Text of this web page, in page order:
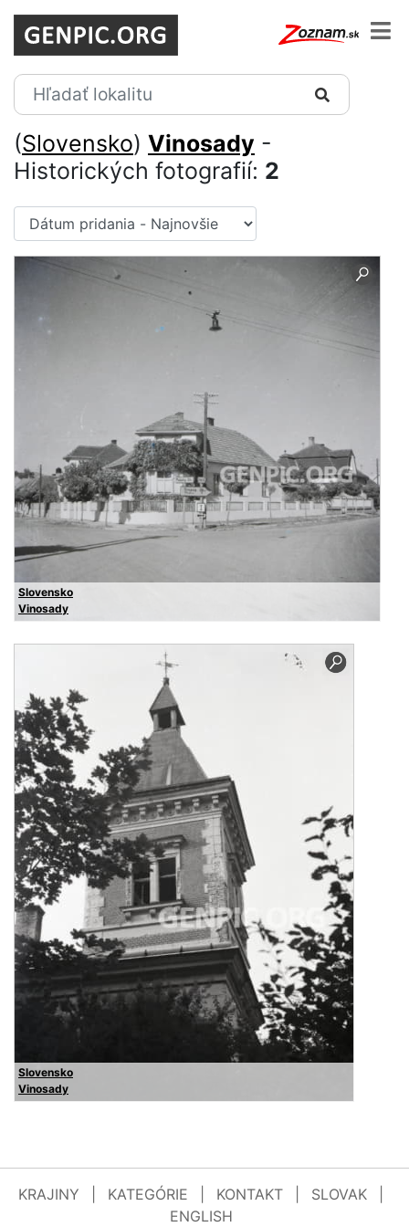
(Slovensko) Vinosady -
Historických fotografií: 2
Slovensko
Vinosady
Slovensko
Vinosady
KRAJINY KATEGÓRIE KONTAKT SLOVAK
ENGLISH